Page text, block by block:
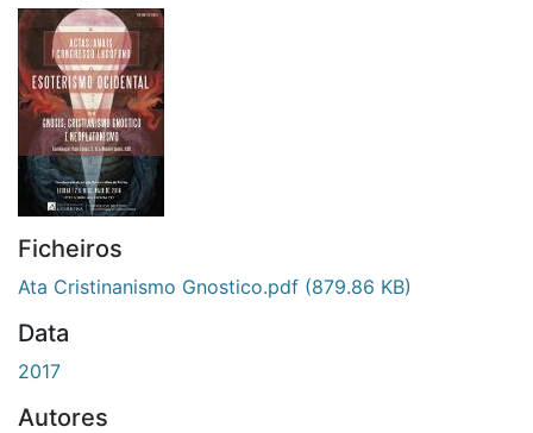
Ficheiros
Ata Cristinanismo Gnostico.pdf (879.86 KB)
Data
2017
Autores